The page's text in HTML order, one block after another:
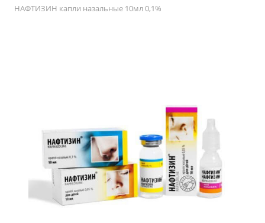
НАФТИЗИН капли назальные 10мл 0,1%